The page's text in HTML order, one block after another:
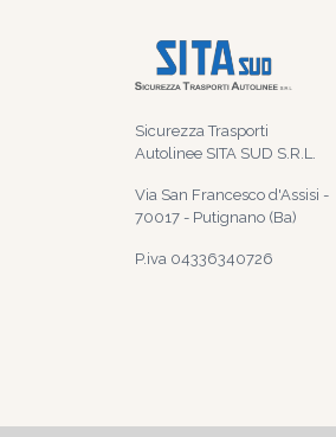
Sicurezza Trasporti
Autolinee SITA SUD S.R.L.
Via San Francesco d'Assisi -
70017 - Putignano (Ba)
P.iva 04336340726